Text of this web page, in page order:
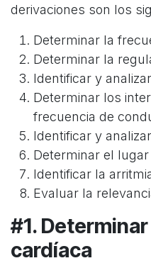
derivaciones son los
Determinar la
Determinar la
Identificar y
Determinar los
frecuencia de
Identificar y
Determinar el
Identificar la
Evaluar la
#1.
cardíaca